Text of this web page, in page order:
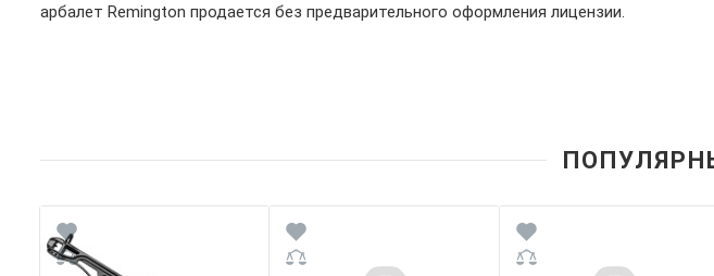
арбалет Remington продается без предварительного оформления лицензии.